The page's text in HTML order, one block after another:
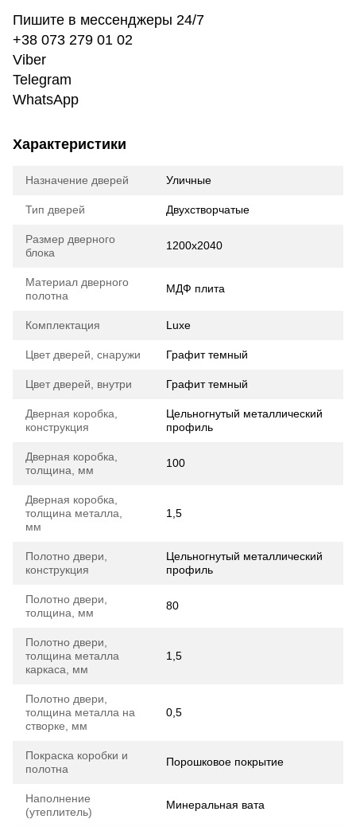
Пишите в мессенджеры 24/7
+38 073 279 01 02
Viber
Telegram
WhatsApp
Характеристики
Назначение дверей Уличные
Тип дверей Двухстворчатые
Размер дверного
блока
1200х2040
Материал дверного
полотна
МДФ плита
Комплектация Luxe
Цвет дверей, снаружи Графит темный
Цвет дверей, внутри Графит темный
Дверная коробка,
конструкция
Цельногнутый металлический
профиль
Дверная коробка,
толщина, мм
100
Дверная коробка,
толщина металла,
мм
1,5
Полотно двери,
конструкция
Цельногнутый металлический
профиль
Полотно двери,
толщина, мм
80
Полотно двери,
толщина металла
каркаса, мм
1,5
Полотно двери,
толщина металла на
створке, мм
0,5
Покраска коробки и
полотна
Порошковое покрытие
Наполнение
(утеплитель)
Минеральная вата